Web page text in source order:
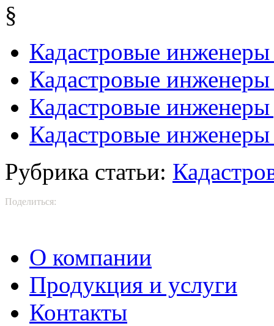
§
Кадастровые
Кадастровые
Кадастровые
Кадастровые
Рубрика статьи:
Поделиться:
О компании
Продукция и услуги
Контакты